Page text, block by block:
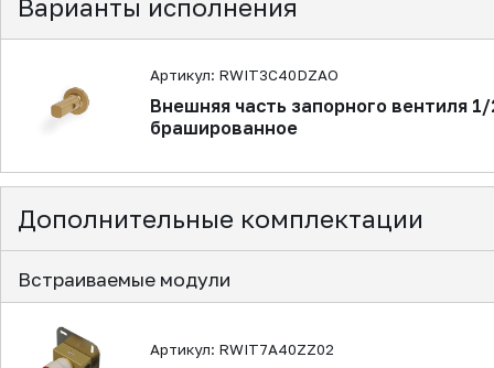
Варианты исполнения
Артикул: RWIT3C40DZAO
Внешняя часть запорного вентиля
брашированное
Дополнительные комплектации
Встраиваемые модули
Артикул: RWIT7A40ZZ02